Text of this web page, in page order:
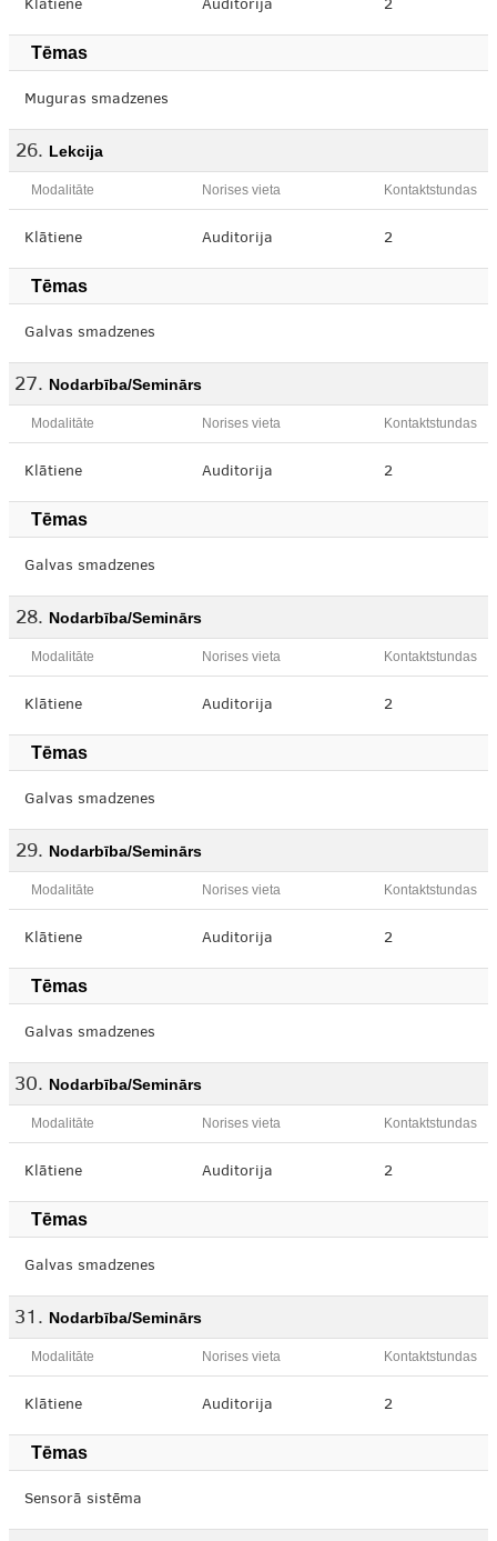
Klātiene Auditorija 2
Tēmas
Muguras smadzenes
Lekcija
Modalitāte Norises vieta Kontaktstundas
Klātiene Auditorija 2
Tēmas
Galvas smadzenes
Nodarbība/Seminārs
Modalitāte Norises vieta Kontaktstundas
Klātiene Auditorija 2
Tēmas
Galvas smadzenes
Nodarbība/Seminārs
Modalitāte Norises vieta Kontaktstundas
Klātiene Auditorija 2
Tēmas
Galvas smadzenes
Nodarbība/Seminārs
Modalitāte Norises vieta Kontaktstundas
Klātiene Auditorija 2
Tēmas
Galvas smadzenes
Nodarbība/Seminārs
Modalitāte Norises vieta Kontaktstundas
Klātiene Auditorija 2
Tēmas
Galvas smadzenes
Nodarbība/Seminārs
Modalitāte Norises vieta Kontaktstundas
Klātiene Auditorija 2
Tēmas
Sensorā sistēma